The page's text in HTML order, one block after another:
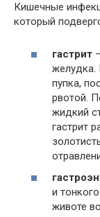
Кишечные
который
гастрит
желудка.
пупка,
рвотой.
жидкий
гастрит
и
животе